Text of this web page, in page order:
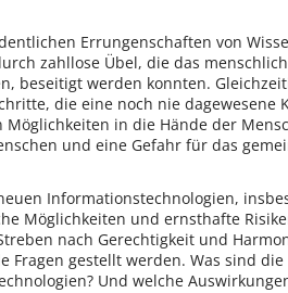
Errungenschaften von
zahllose Übel, die das
beseitigt werden konnten.
die eine noch nie dagewesene
in die Hände der
und eine Gefahr für das
Informationstechnologien,
Möglichkeiten und ernsthafte
nach Gerechtigkeit und
Fragen gestellt werden. Was sind
Und welche